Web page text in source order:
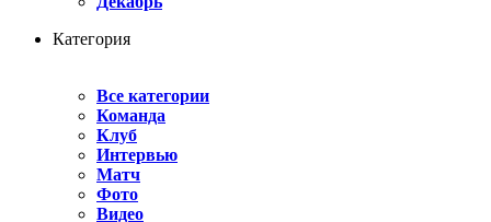
Категория
Все категории
Команда
Клуб
Интервью
Матч
Фото
Видео